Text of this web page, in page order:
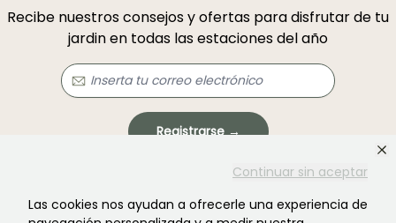
Continuar sin aceptar
Las cookies nos ayudan a ofrecerle una experiencia de
Recibe nuestros consejos y ofertas para disfrutar de tu
jardin en todas las estaciones del año
Registrarse →
privacidad
términos de servicio